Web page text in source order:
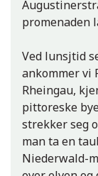
promenaden
Ved lunsjtid
ankommer vi
Rheingau,
pittoreske
strekker seg
man ta en
Niederwald-